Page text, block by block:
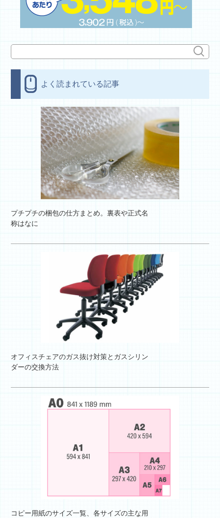
よく読まれている記事
プチプチの梱包の仕方まとめ。裏表や正式名
称はなに
オフィスチェアのガス抜け対策とガスシリン
ダーの交換方法
コピー用紙のサイズ一覧、各サイズの主な用